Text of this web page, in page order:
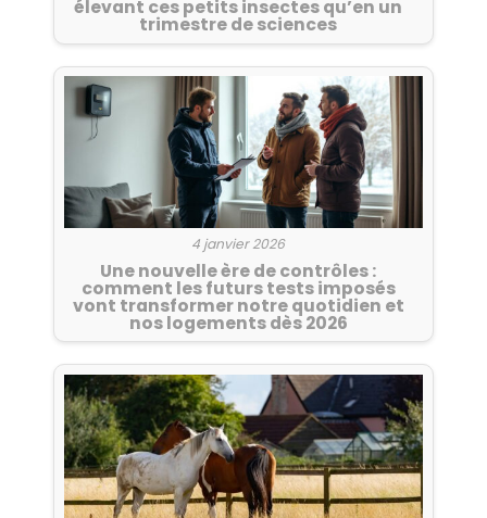
élevant ces petits insectes qu’en un
trimestre de sciences
4 janvier 2026
Une nouvelle ère de contrôles :
comment les futurs tests imposés
vont transformer notre quotidien et
nos logements dès 2026